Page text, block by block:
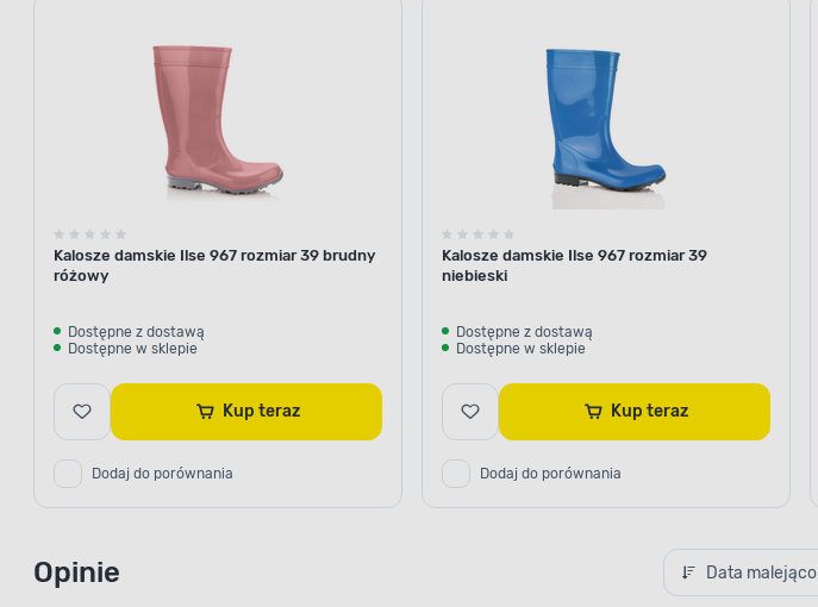
Kalosze damskie Ilse 967 rozmiar 39 brudny
różowy
Dostępne z dostawą
Dostępne w sklepie
Kup teraz
Dodaj do porównania
Kalosze damskie Ilse 967 rozmiar 39
niebieski
Dostępne z dostawą
Dostępne w sklepie
Kup teraz
Dodaj do porównania
Opinie Data malejąco